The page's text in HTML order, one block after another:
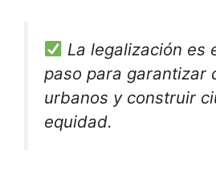
La legalización es
paso para garantizar
urbanos y construir
equidad.